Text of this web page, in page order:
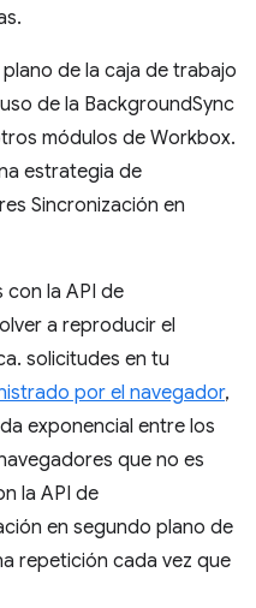
de la caja de trabajo
de la BackgroundSync
módulos de Workbox.
estrategia de
Sincronización en
la API de
a reproducir el
solicitudes en tu
por el navegador,
exponencial entre los
que no es
la API de
en segundo plano de
repetición cada vez que